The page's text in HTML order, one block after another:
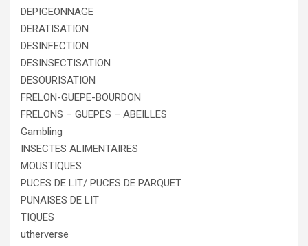
DEPIGEONNAGE
DERATISATION
DESINFECTION
DESINSECTISATION
DESOURISATION
FRELON-GUEPE-BOURDON
FRELONS – GUEPES – ABEILLES
Gambling
INSECTES ALIMENTAIRES
MOUSTIQUES
PUCES DE LIT/ PUCES DE PARQUET
PUNAISES DE LIT
TIQUES
utherverse